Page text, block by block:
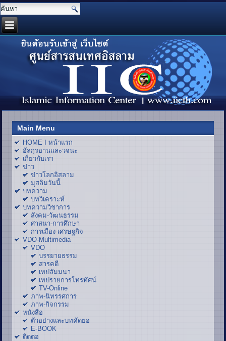
Main Menu
HOME I หน้าแรก
อัลกุรอานและวจนะ
เกี่ยวกับเรา
ข่าว
ข่าวโลกอิสลาม
มุสลิมวันนี้
บทความ
บทวิเคราะห์
บทความวิชาการ
สังคม-วัฒนธรรม
ศาสนา-การศึกษา
การเมือง-เศรษฐกิจ
VDO-Multimedia
VDO
บรรยายธรรม
สารคดี
เทปสัมมนา
เทปรายการโทรทัศน์
TV-Online
ภาพ-นิทรรศการ
ภาพ-กิจกรรม
หนังสือ
ตัวอย่างและบทคัดย่อ
E-BOOK
ติดต่อ